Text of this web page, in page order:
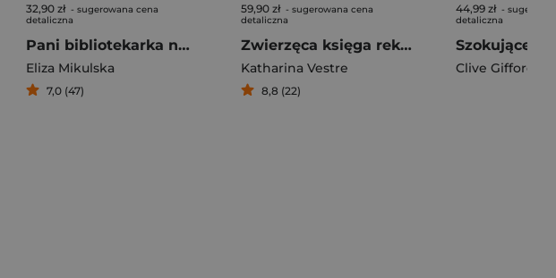
32,90 zł - sugerowana cena
detaliczna
Pani bibliotekarka na tropie
Eliza Mikulska
7,0 (47)
59,90 zł - sugerowana cena
detaliczna
Zwierzęca księga rekordów
Katharina Vestre
8,8 (22)
44,99 zł -
detaliczna
Szokujące
Clive Gifford